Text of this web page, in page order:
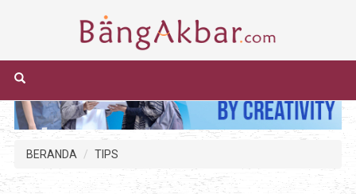
BERANDA TIPS